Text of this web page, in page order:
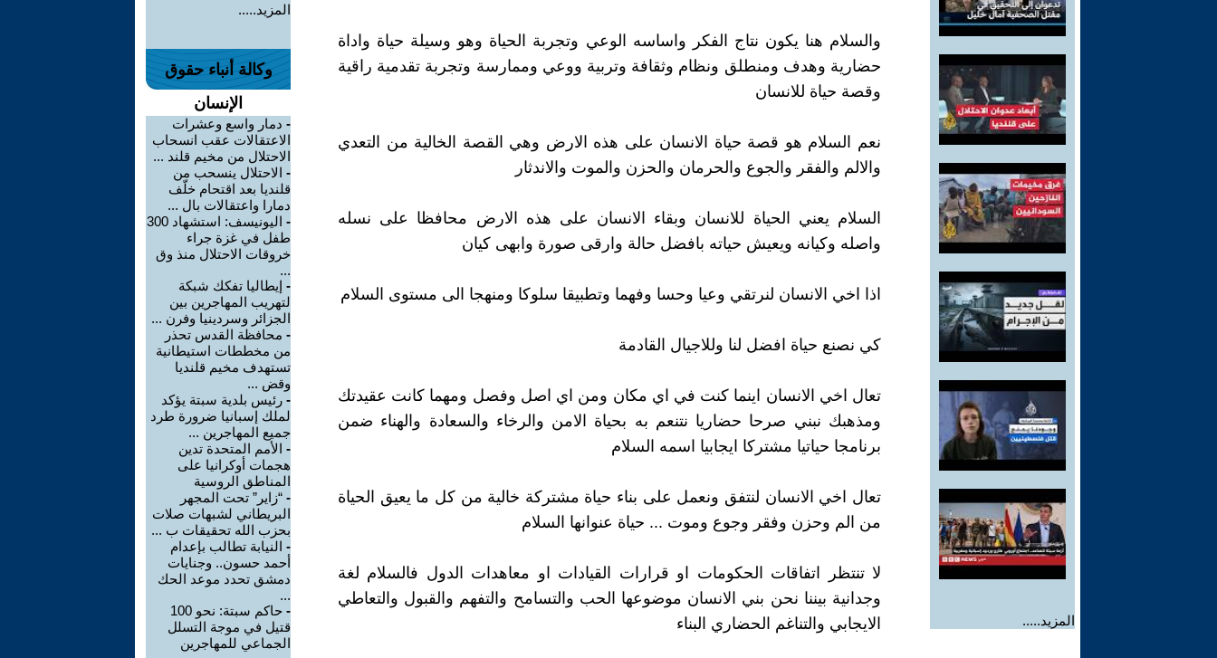
المزيد.....
والسلام هنا يكون نتاج الفكر واساسه الوعي وتجربة الحياة وهو وسيلة حياة واداة
حضارية وهدف ومنطلق ونظام وثقافة وتربية ووعي وممارسة وتجربة تقدمية راقية
وقصة حياة للانسان
نعم السلام هو قصة حياة الانسان على هذه الارض وهي القصة الخالية من التعدي
والالم والفقر والجوع والحرمان والحزن والموت والاندثار
السلام يعني الحياة للانسان وبقاء الانسان على هذه الارض محافظا على نسله
واصله وكيانه ويعيش حياته بافضل حالة وارقى صورة وابهى كيان
اذا اخي الانسان لنرتقي وعيا وحسا وفهما وتطبيقا سلوكا ومنهجا الى مستوى السلام
كي نصنع حياة افضل لنا وللاجيال القادمة
تعال اخي الانسان اينما كنت في اي مكان ومن اي اصل وفصل ومهما كانت عقيدتك
ومذهبك نبني صرحا حضاريا نتنعم به بحياة الامن والرخاء والسعادة والهناء ضمن
برنامجا حياتيا مشتركا ايجابيا اسمه السلام
تعال اخي الانسان لنتفق ونعمل على بناء حياة مشتركة خالية من كل ما يعيق الحياة
من الم وحزن وفقر وجوع وموت ... حياة عنوانها السلام
لا تنتظر اتفاقات الحكومات او قرارات القيادات او معاهدات الدول فالسلام لغة
وجدانية بيننا نحن بني الانسان موضوعها الحب والتسامح والتفهم والقبول والتعاطي
الايجابي والتناغم الحضاري البناء
المزيد.....
وكالة أنباء حقوق
الإنسان
- دمار واسع وعشرات
الاعتقالات عقب انسحاب
الاحتلال من مخيم قلند ...
- الاحتلال ينسحب من
قلنديا بعد اقتحام خلّف
دمارا واعتقالات بال ...
-
اليونيسف: استشهاد 300
طفل في غزة جراء
خروقات الاحتلال منذ وق
...
- إيطاليا تفكك شبكة
لتهريب المهاجرين بين
الجزائر وسردينيا وفرن ...
- محافظة القدس تحذر
من مخططات استيطانية
تستهدف مخيم قلنديا
وقض ...
- رئيس بلدية سبتة يؤكد
لملك إسبانيا ضرورة طرد
جميع المهاجرين ...
- الأمم المتحدة تدين
هجمات أوكرانيا على
المناطق الروسية
- “زاير” تحت المجهر
البريطاني لشبهات صلات
بحزب الله تحقيقات ب ...
- النيابة تطالب بإعدام
أحمد حسون.. وجنايات
دمشق تحدد موعد الحك
...
-
حاكم سبتة: نحو 100
قتيل في موجة التسلل
الجماعي للمهاجرين